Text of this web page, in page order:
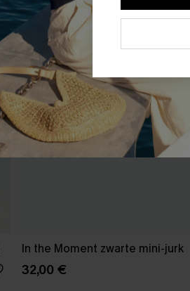
In the Moment zwarte mini-jurk
32,00 €